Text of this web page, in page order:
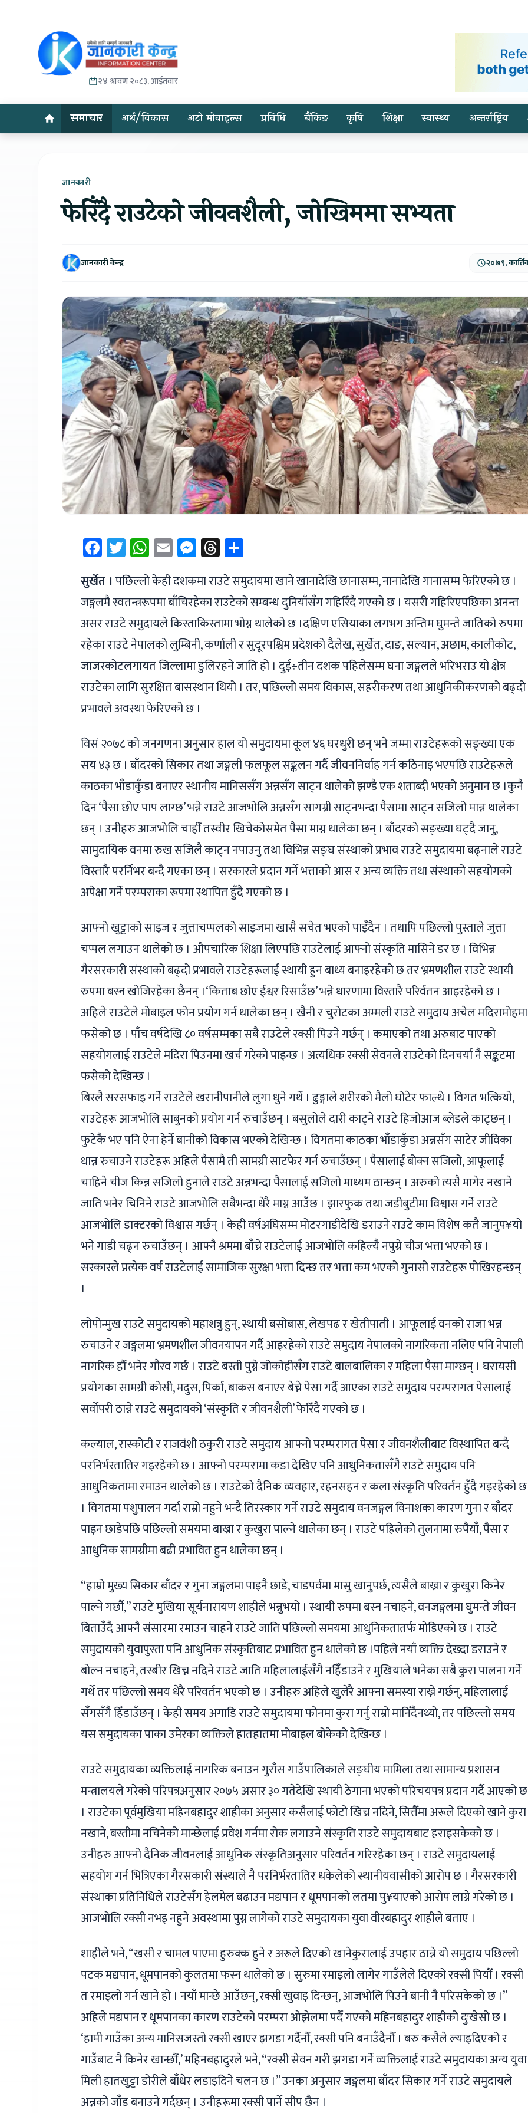
२४ श्रावण २०८३, आईतवार
समाचार अर्थ/विकास अटो मोवाइल्स प्रविधि बैंकिङ कृषि शिक्षा स्वास्थ्य अन्तर्राष्ट्रिय
जानकारी
फेरिँदै राउटेको जीवनशैली, जोखिममा सभ्यता
जानकारी केन्द्र २०७९,
Facebook
Twitter
WhatsApp
EmailMessenger
Threads
सुर्खेत । पछिल्लो केही दशकमा राउटे समुदायमा खाने खानादेखि छानासम्म, नानादेखि गानासम्म फेरिएको छ ।
जङ्गलमै स्वतन्त्ररूपमा बाँचिरहेका राउटेको सम्बन्ध दुनियाँसँग गहिरिँदै गएको छ । यसरी गहिरिएपछिका अनन्त
असर राउटे समुदायले किस्ताकिस्तामा भोग्न थालेको छ ।दक्षिण एसियाका लगभग अन्तिम घुमन्ते जातिको रुपमा
रहेका राउटे नेपालको लुम्बिनी, कर्णाली र सुदूरपश्चिम प्रदेशको दैलेख, सुर्खेत, दाङ, सल्यान, अछाम, कालीकोट,
जाजरकोटलगायत जिल्लामा डुलिरहने जाति हो । दुई÷तीन दशक पहिलेसम्म घना जङ्गलले भरिभराउ यो क्षेत्र
राउटेका लागि सुरक्षित बासस्थान थियो । तर, पछिल्लो समय विकास, सहरीकरण तथा आधुनिकीकरणको बढ्दो
प्रभावले अवस्था फेरिएको छ ।
विसं २०७८ को जनगणना अनुसार हाल यो समुदायमा कूल ४६ घरधुरी छन् भने जम्मा राउटेहरूको सङ्ख्या एक
सय ४३ छ । बाँदरको सिकार तथा जङ्गली फलफूल सङ्कलन गर्दै जीवननिर्वाह गर्न कठिनाइ भएपछि राउटेहरूले
काठका भाँडाकुँडा बनाएर स्थानीय मानिससँग अन्नसँग साट्न थालेको झण्डै एक शताब्दी भएको अनुमान छ ।कुनै
दिन ‘पैसा छोए पाप लाग्छ’ भन्ने राउटे आजभोलि अन्नसँग सागम्री साट्नभन्दा पैसामा साट्न सजिलो मान्न थालेका
छन् । उनीहरु आजभोलि चाहीँ तस्वीर खिचेकोसमेत पैसा माग्न थालेका छन् । बाँदरको सङ्ख्या घट्दै जानु,
सामुदायिक वनमा रुख सजिलै काट्न नपाउनु तथा विभिन्न सङ्घ संस्थाको प्रभाव राउटे समुदायमा बढ्नाले राउटे
विस्तारै परर्निभर बन्दै गएका छन् । सरकारले प्रदान गर्ने भत्ताको आस र अन्य व्यक्ति तथा संस्थाको सहयोगको
अपेक्षा गर्ने परम्पराका रूपमा स्थापित हुँदै गएको छ ।
आफ्नो खुट्टाको साइज र जुत्ताचप्पलको साइजमा खासै सचेत भएको पाइँदैन । तथापि पछिल्लो पुस्ताले जुत्ता
चप्पल लगाउन थालेको छ । औपचारिक शिक्षा लिएपछि राउटेलाई आफ्नो संस्कृति मासिने डर छ । विभिन्न
गैरसरकारी संस्थाको बढ्दो प्रभावले राउटेहरूलाई स्थायी हुन बाध्य बनाइरहेको छ तर भ्रमणशील राउटे स्थायी
रुपमा बस्न खोजिरहेका छैनन् ।‘किताब छोए ईश्वर रिसाउँछ’ भन्ने धारणामा विस्तारै परिर्वतन आइरहेको छ ।
अहिले राउटेले मोबाइल फोन प्रयोग गर्न थालेका छन् । खैनी र चुरोटका अम्मली राउटे समुदाय अचेल मदिरामोहमा
फसेको छ । पाँच वर्षदेखि ८० वर्षसम्मका सबै राउटेले रक्सी पिउने गर्छन् । कमाएको तथा अरुबाट पाएको
सहयोगलाई राउटेले मदिरा पिउनमा खर्च गरेको पाइन्छ । अत्यधिक रक्सी सेवनले राउटेको दिनचर्या नै सङ्कटमा
फसेको देखिन्छ ।
बिरलै सरसफाइ गर्ने राउटेले खरानीपानीले लुगा धुने गर्थे । ढुङ्गाले शरीरको मैलो घोटेर फाल्थे । विगत भत्कियो,
राउटेहरू आजभोलि साबुनको प्रयोग गर्न रुचाउँछन् । बसुलोले दारी काट्ने राउटे हिजोआज ब्लेडले काट्छन् ।
फुटेकै भए पनि ऐना हेर्ने बानीको विकास भएको देखिन्छ । विगतमा काठका भाँडाकुँडा अन्नसँग साटेर जीविका
धान्न रुचाउने राउटेहरू अहिले पैसामै ती सामग्री साटफेर गर्न रुचाउँछन् । पैसालाई बोक्न सजिलो, आफूलाई
चाहिने चीज किन्न सजिलो हुनाले राउटे अन्नभन्दा पैसालाई सजिलो माध्यम ठान्छन् । अरुको त्यसै मागेर नखाने
जाति भनेर चिनिने राउटे आजभोलि सबैभन्दा धेरै माग्न आउँछ । झारफुक तथा जडीबुटीमा विश्वास गर्ने राउटे
आजभोलि डाक्टरको विश्वास गर्छन् । केही वर्षअघिसम्म मोटरगाडीदेखि डराउने राउटे काम विशेष कतै जानुप¥यो
भने गाडी चढ्न रुचाउँछन् । आफ्नै श्रममा बाँच्ने राउटेलाई आजभोलि कहिल्यै नपुग्ने चीज भत्ता भएको छ ।
सरकारले प्रत्येक वर्ष राउटेलाई सामाजिक सुरक्षा भत्ता दिन्छ तर भत्ता कम भएको गुनासो राउटेहरू पोखिरहन्छन्
।
लोपोन्मुख राउटे समुदायको महाशत्रु हुन्, स्थायी बसोबास, लेखपढ र खेतीपाती । आफूलाई वनको राजा भन्न
रुचाउने र जङ्गलमा भ्रमणशील जीवनयापन गर्दै आइरहेको राउटे समुदाय नेपालको नागरिकता नलिए पनि नेपाली
नागरिक हौँ भनेर गौरव गर्छ । राउटे बस्ती पुग्ने जोकोहीसँग राउटे बालबालिका र महिला पैसा माग्छन् । घरायसी
प्रयोगका सामग्री कोसी, मदुस, पिर्का, बाकस बनाएर बेच्ने पेसा गर्दै आएका राउटे समुदाय परम्परागत पेसालाई
सर्वोपरी ठान्ने राउटे समुदायको ‘संस्कृति र जीवनशैली’ फेरिँदै गएको छ ।
कल्याल, रास्कोटी र राजवंशी ठकुरी राउटे समुदाय आफ्नो परम्परागत पेसा र जीवनशैलीबाट विस्थापित बन्दै
परनिर्भरतातिर गइरहेको छ । आफ्नो परम्परामा कडा देखिए पनि आधुनिकतासँगै राउटे समुदाय पनि
आधुनिकतामा रमाउन थालेको छ । राउटेको दैनिक व्यवहार, रहनसहन र कला संस्कृति परिवर्तन हुँदै गइरहेको छ
। विगतमा पशुपालन गर्दा राम्रो नहुने भन्दै तिरस्कार गर्ने राउटे समुदाय वनजङ्गल विनाशका कारण गुना र बाँदर
पाइन छाडेपछि पछिल्लो समयमा बाख्रा र कुखुरा पाल्ने थालेका छन् । राउटे पहिलेको तुलनामा रुपैयाँ, पैसा र
आधुनिक सामग्रीमा बढी प्रभावित हुन थालेका छन् ।
“हाम्रो मुख्य सिकार बाँदर र गुना जङ्गलमा पाइनै छाडे, चाडपर्वमा मासु खानुपर्छ, त्यसैले बाख्रा र कुखुरा किनेर
पाल्ने गर्छौ,” राउटे मुखिया सूर्यनारायण शाहीले भन्नुभयो । स्थायी रुपमा बस्न नचाहने, वनजङ्गलमा घुमन्ते जीवन
बिताउँदै आफ्नै संसारमा रमाउन चाहने राउटे जाति पछिल्लो समयमा आधुनिकतातर्फ मोडिएको छ । राउटे
समुदायको युवापुस्ता पनि आधुनिक संस्कृतिबाट प्रभावित हुन थालेको छ ।पहिले नयाँ व्यक्ति देख्दा डराउने र
बोल्न नचाहने, तस्बीर खिच्न नदिने राउटे जाति महिलालाईसँगै नहिंँडाउने र मुखियाले भनेका सबै कुरा पालना गर्ने
गर्थे तर पछिल्लो समय धेरै परिवर्तन भएको छ । उनीहरु अहिले खुलेरै आफ्ना समस्या राख्ने गर्छन्, महिलालाई
सँगसँगै हिँडाउँछन् । केही समय अगाडि राउटे समुदायमा फोनमा कुरा गर्नु राम्रो मानिँदैनथ्यो, तर पछिल्लो समय
यस समुदायका पाका उमेरका व्यक्तिले हातहातमा मोबाइल बोकेको देखिन्छ ।
राउटे समुदायका व्यक्तिलाई नागरिक बनाउन गुराँस गाउँपालिकाले सङ्घीय मामिला तथा सामान्य प्रशासन
मन्त्रालयले गरेको परिपत्रअनुसार २०७५ असार ३० गतेदेखि स्थायी ठेगाना भएको परिचयपत्र प्रदान गर्दै आएको छ
। राउटेका पूर्वमुखिया महिनबहादुर शाहीका अनुसार कसैलाई फोटो खिच्न नदिने, सित्तैँमा अरूले दिएको खाने कुरा
नखाने, बस्तीमा नचिनेको मान्छेलाई प्रवेश गर्नमा रोक लगाउने संस्कृति राउटे समुदायबाट हराइसकेको छ ।
उनीहरु आफ्नो दैनिक जीवनलाई आधुनिक संस्कृतिअनुसार परिवर्तन गरिरहेका छन् । राउटे समुदायलाई
सहयोग गर्न भित्रिएका गैरसकारी संस्थाले नै परनिर्भरतातिर धकेलेको स्थानीयवासीको आरोप छ । गैरसरकारी
संस्थाका प्रतिनिधिले राउटेसँग हेलमेल बढाउन मद्यपान र धूमपानको लतमा पु¥याएको आरोप लाग्ने गरेको छ ।
आजभोलि रक्सी नभइ नहुने अवस्थामा पुग्न लागेको राउटे समुदायका युवा वीरबहादुर शाहीले बताए ।
शाहीले भने, “खसी र चामल पाएमा हुरुक्क हुने र अरूले दिएको खानेकुरालाई उपहार ठान्ने यो समुदाय पछिल्लो
पटक मद्यपान, धूमपानको कुलतमा फस्न थालेको छ । सुरुमा रमाइलो लागेर गाउँलेले दिएको रक्सी पियौँ । रक्सी
त रमाइलो गर्न खाने हो । नयाँ मान्छे आउँछन्, रक्सी खुवाइ दिन्छन्, आजभोलि पिउने बानी नै परिसकेको छ ।”
अहिले मद्यपान र धूमपानका कारण राउटेको परम्परा ओझेलमा पर्दै गएको महिनबहादुर शाहीको दुःखेसो छ ।
‘हामी गाउँका अन्य मानिसजस्तो रक्सी खाएर झगडा गर्दैनौँ, रक्सी पनि बनाउँदैनौँ । बरु कसैले ल्याइदिएको र
गाउँबाट नै किनेर खान्छौँ,’ महिनबहादुरले भने, “रक्सी सेवन गरी झगडा गर्ने व्यक्तिलाई राउटे समुदायका अन्य युवा
मिली हातखुट्टा डोरीले बाँधेर लडाइदिने चलन छ ।” उनका अनुसार जङ्गलमा बाँदर सिकार गर्ने राउटे समुदायले
अन्नको जाँड बनाउने गर्दछन् । उनीहरूमा रक्सी पार्ने सीप छैन ।